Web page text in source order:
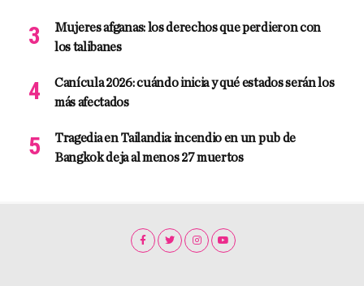
Mujeres afganas: los derechos que perdieron con
los talibanes
Canícula 2026: cuándo inicia y qué estados serán los
más afectados
Tragedia en Tailandia: incendio en un pub de
Bangkok deja al menos 27 muertos